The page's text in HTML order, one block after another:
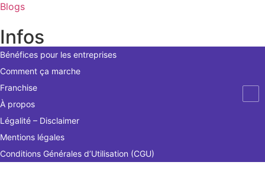
Blogs
Infos
Bénéfices pour les entreprises
Comment ça marche
Franchise
À propos
Légalité – Disclaimer
Mentions légales
Conditions Générales d’Utilisation (CGU)